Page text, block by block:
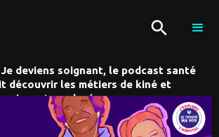
Je deviens soignant, le podcast santé
découvrir les métiers de kiné et
soignant aux lycéens